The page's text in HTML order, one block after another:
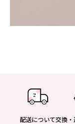
配送について交換・